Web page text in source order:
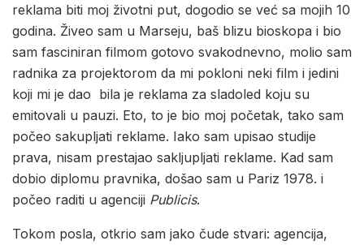
reklama biti moj životni put, dogodio se već sa mojih 10
godina. Živeo sam u Marseju, baš blizu bioskopa i bio
sam fasciniran filmom gotovo svakodnevno, molio sam
radnika za projektorom da mi pokloni neki film i jedini
koji mi je dao bila je reklama za sladoled koju su
emitovali u pauzi. Eto, to je bio moj početak, tako sam
počeo sakupljati reklame. Iako sam upisao studije
prava, nisam prestajao sakljupljati reklame. Kad sam
dobio diplomu pravnika, došao sam u Pariz 1978. i
počeo raditi u agenciji Publicis.
Tokom posla, otkrio sam jako čude stvari: agencija,